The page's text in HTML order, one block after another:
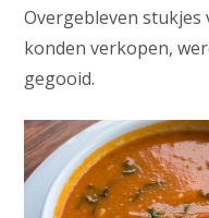
Overgebleven stukjes
konden verkopen,
gegooid.